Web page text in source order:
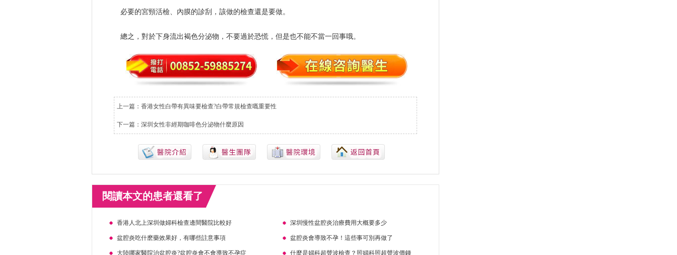
必要的宮頸活檢、內膜的診刮，該做的檢查還是要做。
總之，對於下身流出褐色分泌物，不要過於恐慌，但是也不能不當一回事哦。
上一篇： 香港女性白帶有異味要檢查?白帶常規檢查嘅重要性
下一篇： 深圳女性非經期咖啡色分泌物什麼原因
閱讀本文的患者還看了
香港人北上深圳做婦科檢查邊間醫院比較好 深圳慢性盆腔炎治療費用大概要多少
盆腔炎吃什麽藥效果好，有哪些註意事項 盆腔炎會導致不孕！這些事可別再做了
大陸哪家醫院治盆腔炎?盆腔炎會不會導致不孕症 什麼是婦科超聲波檢查？照婦科照超聲波價錢